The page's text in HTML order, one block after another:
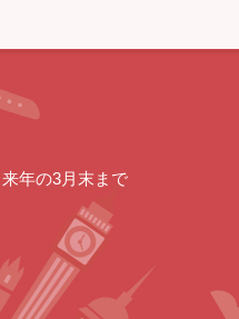
年の3月末まで